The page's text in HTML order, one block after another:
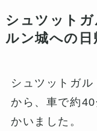
シュツット
ルン城への日
シュツットガ
から、車で約
かいました。